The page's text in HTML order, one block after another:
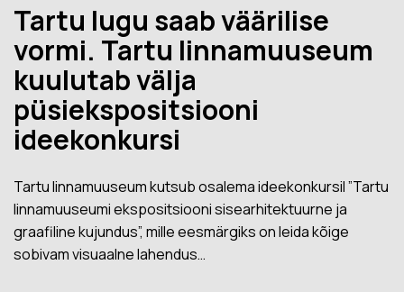
Tartu lugu saab väärilise
vormi. Tartu linnamuuseum
kuulutab välja
püsiekspositsiooni
ideekonkursi
Tartu linnamuuseum kutsub osalema ideekonkursil ”Tartu
linnamuuseumi ekspositsiooni sisearhitektuurne ja
graafiline kujundus”, mille eesmärgiks on leida kõige
sobivam visuaalne lahendus…